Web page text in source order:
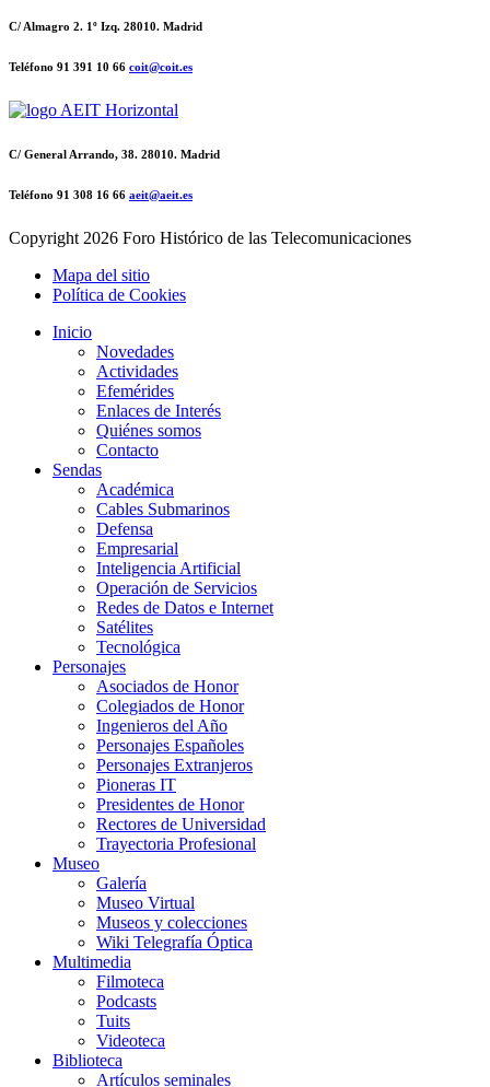
C/ Almagro 2. 1º Izq. 28010. Madrid
Teléfono 91 391 10 66 coit@coit.es
C/ General Arrando, 38. 28010. Madrid
Teléfono 91 308 16 66 aeit@aeit.es
Copyright 2026 Foro Histórico de las Telecomunicaciones
Mapa del sitio
Política de Cookies
Inicio
Novedades
Actividades
Efemérides
Enlaces de Interés
Quiénes somos
Contacto
Sendas
Académica
Cables Submarinos
Defensa
Empresarial
Inteligencia Artificial
Operación de Servicios
Redes de Datos e Internet
Satélites
Tecnológica
Personajes
Asociados de Honor
Colegiados de Honor
Ingenieros del Año
Personajes Españoles
Personajes Extranjeros
Pioneras IT
Presidentes de Honor
Rectores de Universidad
Trayectoria Profesional
Museo
Galería
Museo Virtual
Museos y colecciones
Wiki Telegrafía Óptica
Multimedia
Filmoteca
Podcasts
Tuits
Videoteca
Biblioteca
Artículos seminales